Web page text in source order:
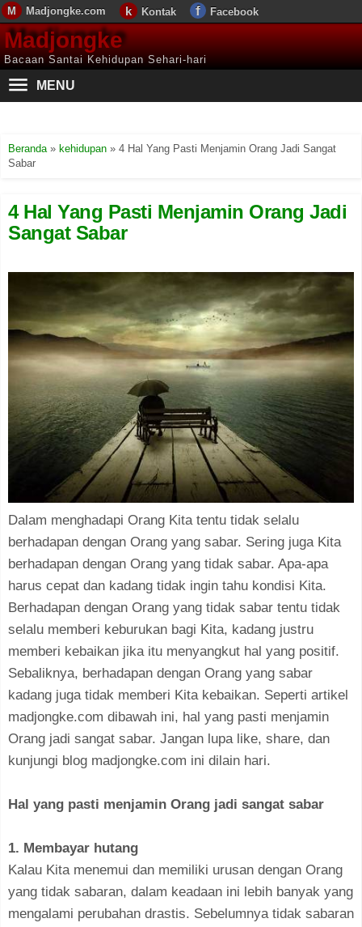
Madjongke.com Kontak Facebook
Madjongke
Bacaan Santai Kehidupan Sehari-hari
MENU
Beranda» kehidupan » 4 Hal Yang Pasti Menjamin Orang Jadi Sangat
Sabar
4 Hal Yang Pasti Menjamin Orang Jadi
Sangat Sabar
Dalam menghadapi Orang Kita tentu tidak selalu
berhadapan dengan Orang yang sabar. Sering juga Kita
berhadapan dengan Orang yang tidak sabar. Apa-apa
harus cepat dan kadang tidak ingin tahu kondisi Kita.
Berhadapan dengan Orang yang tidak sabar tentu tidak
selalu memberi keburukan bagi Kita, kadang justru
memberi kebaikan jika itu menyangkut hal yang positif.
Sebaliknya, berhadapan dengan Orang yang sabar
kadang juga tidak memberi Kita kebaikan. Seperti artikel
madjongke.com dibawah ini, hal yang pasti menjamin
Orang jadi sangat sabar. Jangan lupa like, share, dan
kunjungi blog madjongke.com ini dilain hari.
Hal yang pasti menjamin Orang jadi sangat sabar
1. Membayar hutang
Kalau Kita menemui dan memiliki urusan dengan Orang
yang tidak sabaran, dalam keadaan ini lebih banyak yang
mengalami perubahan drastis. Sebelumnya tidak sabaran